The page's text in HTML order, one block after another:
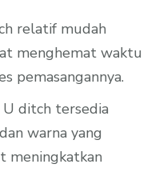
relatif mudah
menghemat waktu
pemasangannya.
U ditch tersedia
warna yang
meningkatkan